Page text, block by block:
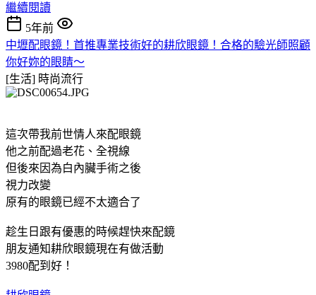
繼續閱讀
5年前
中壢配眼鏡！首推專業技術好的耕欣眼鏡！合格的驗光師照顧
你好妳的眼睛～
[生活] 時尚流行
這次帶我前世情人來配眼鏡
他之前配過老花、全視線
但後來因為白內臟手術之後
視力改變
原有的眼鏡已經不太適合了
趁生日跟有優惠的時候趕快來配鏡
朋友通知耕欣眼鏡現在有做活動
3980配到好！